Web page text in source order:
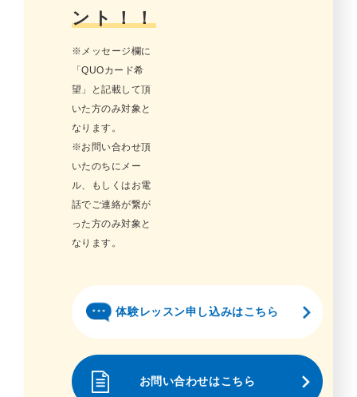
ント！！
※メッセージ欄に
「QUOカード希
望」と記載して頂
いた方のみ対象と
なります。
※お問い合わせ頂
いたのちにメー
ル、もしくはお電
話でご連絡が繋が
った方のみ対象と
なります。
体験レッスン申し込みはこちら
お問い合わせはこちら